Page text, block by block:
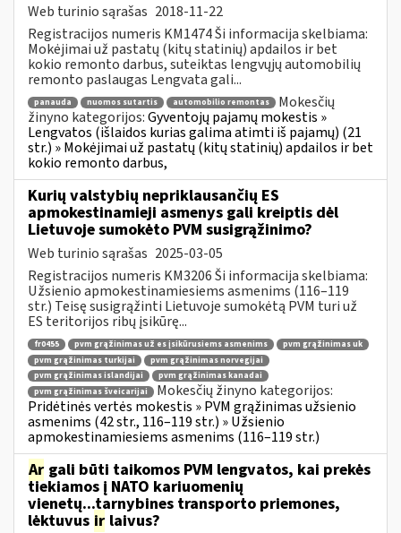
Web turinio sąrašas 2018-11-22
Registracijos numeris KM1474 Ši informacija skelbiama:
Mokėjimai už pastatų (kitų statinių) apdailos ir bet
kokio remonto darbus, suteiktas lengvųjų automobilių
remonto paslaugas Lengvata gali...
panauda nuomos sutartis automobilio remontas
Mokesčių
žinyno kategorijos:Gyventojų pajamų mokestis »
Lengvatos (išlaidos kurias galima atimti iš pajamų) (21
str.) » Mokėjimai už pastatų (kitų statinių) apdailos ir bet
kokio remonto darbus,
Kurių valstybių nepriklausančių ES
apmokestinamieji asmenys gali kreiptis dėl
Lietuvoje sumokėto PVM susigrąžinimo?
Web turinio sąrašas 2025-03-05
Registracijos numeris KM3206 Ši informacija skelbiama:
Užsienio apmokestinamiesiems asmenims (116–119
str.) Teisę susigrąžinti Lietuvoje sumokėtą PVM turi už
ES teritorijos ribų įsikūrę...
fr0455 pvm grąžinimas už es įsikūrusiems asmenims
pvm grąžinimas uk
pvm grąžinimas turkijai
pvm grąžinimas norvegijai
pvm grąžinimas islandijai
pvm grąžinimas kanadai
pvm grąžinimas šveicarijai
Mokesčių žinyno kategorijos:
Pridėtinės vertės mokestis » PVM grąžinimas užsienio
asmenims (42 str., 116–119 str.) » Užsienio
apmokestinamiesiems asmenims (116–119 str.)
Ar gali būti taikomos PVM lengvatos, kai prekės
tiekiamos į NATO kariuomenių
vienetų...tarnybines transporto priemones,
lėktuvus ir laivus?